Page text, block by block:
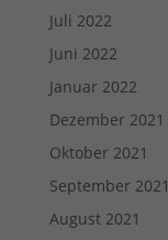
Juli 2022
Juni 2022
Januar 2022
Dezember 2021
Oktober 2021
September 2021
August 2021